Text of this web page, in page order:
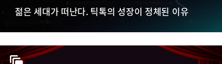
젊은 세대가 떠난다. 틱톡의 성장이 정체된 이유